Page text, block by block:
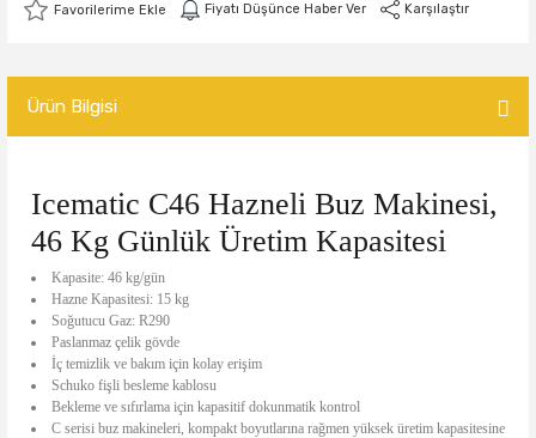
Fiyatı Düşünce Haber Ver Karşılaştır
Ürün Bilgisi
Icematic C46 Hazneli Buz Makinesi,
46 Kg Günlük Üretim Kapasitesi
Kapasite: 46 kg/gün
Hazne Kapasitesi: 15 kg
Soğutucu Gaz: R290
Paslanmaz çelik gövde
İç temizlik ve bakım için kolay erişim
Schuko fişli besleme kablosu
Bekleme ve sıfırlama için kapasitif dokunmatik kontrol
C serisi buz makineleri, kompakt boyutlarına rağmen yüksek üretim kapasitesine